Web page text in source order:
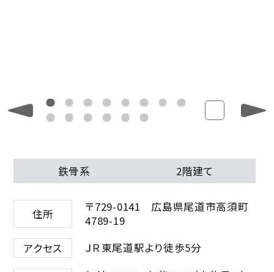
鉄骨系 2階建て
住所
〒729-0141 広島県尾道市高須町
4789-19
アクセス
ＪＲ東尾道駅より徒歩5分